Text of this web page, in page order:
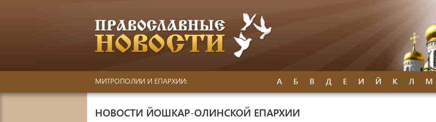
МИТРОПОЛИИ И ЕПАРХИИ: А Б В Д Е И Й К Л М
НОВОСТИ ЙОШКАР-ОЛИНСКОЙ ЕПАРХИИ